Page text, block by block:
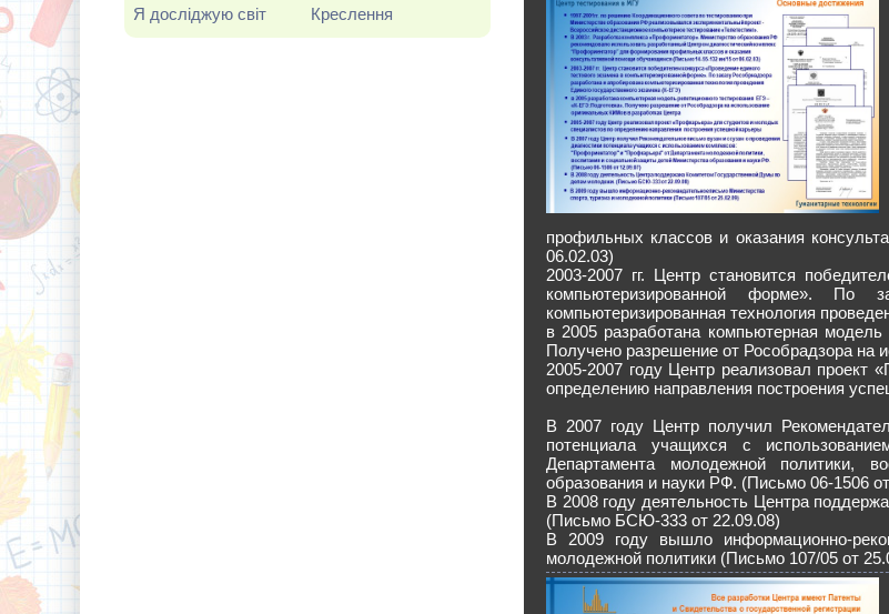
Я досліджую світ
Креслення
профильных классов и оказания
06.02.03)
2003-2007 гг. Центр становится
компьютеризированной форме». По
компьютеризированная технология
в 2005 разработана компьютерная
Получено разрешение от Рособрадзора на
2005-2007 году Центр реализовал проект
определению направления построения
В 2007 году Центр получил
потенциала учащихся с
Департамента молодежной политики,
образования и науки РФ. (Письмо 06-1506
В 2008 году деятельность Центра
(Письмо БСЮ-333 от 22.09.08)
В 2009 году вышло информационно-
молодежной политики (Письмо 107/05 от